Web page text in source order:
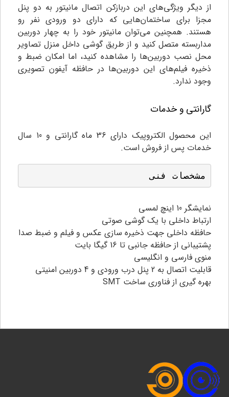
از دیگر ویژگی‌های این دربازکن اتصال مانیتور به دو پنل
مجزا برای ساختمان‌هایی که دارای دو ورودی نفر رو
هستند. همچنین می‌توان مانیتور خود را به چهار دوربین
مداربسته متصل کنید و از طریق گوشی داخل منزل تصاویر
محل نصب دوربین‌ها را مشاهده کنید، اما امکان ضبط و
ذخیره فیلم‌های این دوربین‌ها در حافظه آیفون تصویری
وجود ندارد.
گارانتی و خدمات
این محصول الکتروپیک دارای 36 ماه گارانتی و 10 سال
خدمات پس از فروش است.
مشخصات فنی
نمایشگر 10 اینچ لمسی
ارتباط داخلی با یک گوشی صوتی
حافظه داخلی جهت ذخیره سازی عکس و فیلم و ضبط صدا
پشتیبانی از حافظه جانبی تا 16 گیگا بایت
منوی فارسی و انگلیسی
قابلیت اتصال به 2 پنل درب ورودی و 4 دوربین امنیتی
بهره گیری از فناوری ساخت SMT